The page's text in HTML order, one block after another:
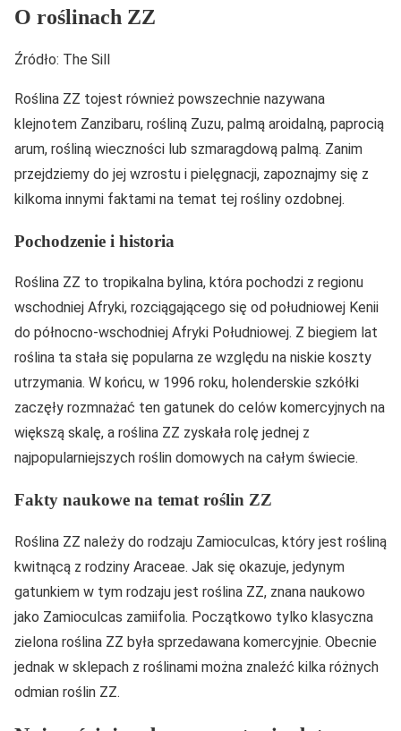
O roślinach ZZ
Źródło: The Sill
Roślina ZZ tojest również powszechnie nazywana
klejnotem Zanzibaru, rośliną Zuzu, palmą aroidalną, paprocią
arum, rośliną wieczności lub szmaragdową palmą. Zanim
przejdziemy do jej wzrostu i pielęgnacji, zapoznajmy się z
kilkoma innymi faktami na temat tej rośliny ozdobnej.
Pochodzenie i historia
Roślina ZZ to tropikalna bylina, która pochodzi z regionu
wschodniej Afryki, rozciągającego się od południowej Kenii
do północno-wschodniej Afryki Południowej. Z biegiem lat
roślina ta stała się popularna ze względu na niskie koszty
utrzymania. W końcu, w 1996 roku, holenderskie szkółki
zaczęły rozmnażać ten gatunek do celów komercyjnych na
większą skalę, a roślina ZZ zyskała rolę jednej z
najpopularniejszych roślin domowych na całym świecie.
Fakty naukowe na temat roślin ZZ
Roślina ZZ należy do rodzaju Zamioculcas, który jest rośliną
kwitnącą z rodziny Araceae. Jak się okazuje, jedynym
gatunkiem w tym rodzaju jest roślina ZZ, znana naukowo
jako Zamioculcas zamiifolia. Początkowo tylko klasyczna
zielona roślina ZZ była sprzedawana komercyjnie. Obecnie
jednak w sklepach z roślinami można znaleźć kilka różnych
odmian roślin ZZ.